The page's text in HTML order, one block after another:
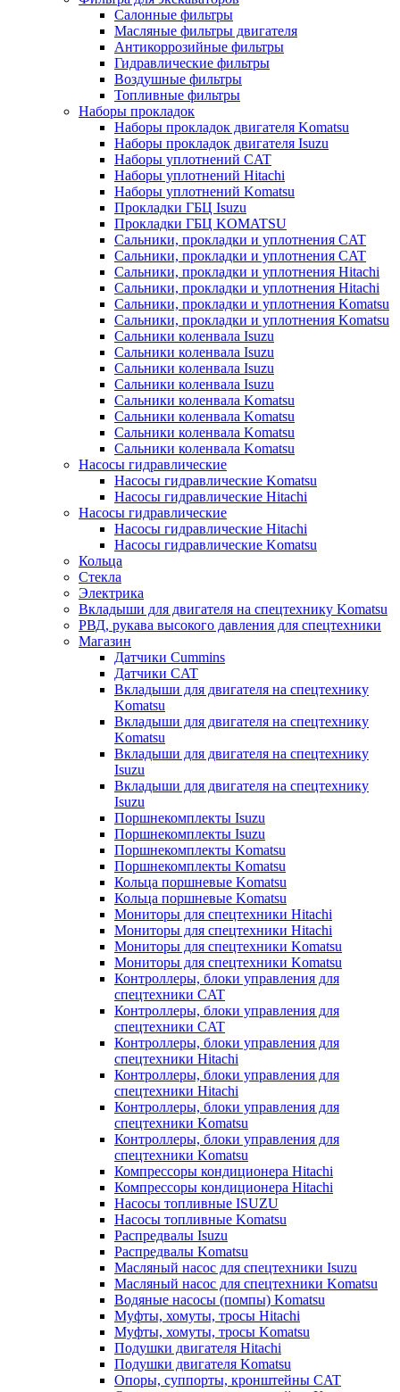
Салонные фильтры
Масляные фильтры двигателя
Антикоррозийные фильтры
Гидравлические фильтры
Воздушные фильтры
Топливные фильтры
Наборы прокладок
Наборы прокладок двигателя Komatsu
Наборы прокладок двигателя Isuzu
Наборы уплотнений CAT
Наборы уплотнений Hitachi
Наборы уплотнений Komatsu
Прокладки ГБЦ Isuzu
Прокладки ГБЦ KOMATSU
Сальники, прокладки и уплотнения CAT
Сальники, прокладки и уплотнения CAT
Сальники, прокладки и уплотнения Hitachi
Сальники, прокладки и уплотнения Hitachi
Сальники, прокладки и уплотнения Komatsu
Сальники, прокладки и уплотнения Komatsu
Сальники коленвала Isuzu
Сальники коленвала Isuzu
Сальники коленвала Isuzu
Сальники коленвала Isuzu
Сальники коленвала Komatsu
Сальники коленвала Komatsu
Сальники коленвала Komatsu
Сальники коленвала Komatsu
Насосы гидравлические
Насосы гидравлические Komatsu
Насосы гидравлические Hitachi
Насосы гидравлические
Насосы гидравлические Hitachi
Насосы гидравлические Komatsu
Кольца
Стекла
Электрика
Вкладыши для двигателя на спецтехнику Komatsu
РВД, рукава высокого давления для спецтехники
Магазин
Датчики Cummins
Датчики CAT
Вкладыши для двигателя на спецтехнику
Komatsu
Вкладыши для двигателя на спецтехнику
Komatsu
Вкладыши для двигателя на спецтехнику
Isuzu
Вкладыши для двигателя на спецтехнику
Isuzu
Поршнекомплекты Isuzu
Поршнекомплекты Isuzu
Поршнекомплекты Komatsu
Поршнекомплекты Komatsu
Кольца поршневые Komatsu
Кольца поршневые Komatsu
Мониторы для спецтехники Hitachi
Мониторы для спецтехники Hitachi
Мониторы для спецтехники Komatsu
Мониторы для спецтехники Komatsu
Контроллеры, блоки управления для
спецтехники CAT
Контроллеры, блоки управления для
спецтехники CAT
Контроллеры, блоки управления для
спецтехники Hitachi
Контроллеры, блоки управления для
спецтехники Hitachi
Контроллеры, блоки управления для
спецтехники Komatsu
Контроллеры, блоки управления для
спецтехники Komatsu
Компрессоры кондиционера Hitachi
Компрессоры кондиционера Hitachi
Насосы топливные ISUZU
Насосы топливные Komatsu
Распредвалы Isuzu
Распредвалы Komatsu
Масляный насос для спецтехники Isuzu
Масляный насос для спецтехники Komatsu
Водяные насосы (помпы) Komatsu
Муфты, хомуты, тросы Hitachi
Муфты, хомуты, тросы Komatsu
Подушки двигателя Hitachi
Подушки двигателя Komatsu
Опоры, суппорты, кронштейны CAT